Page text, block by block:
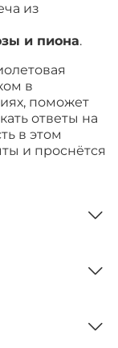
из
и пиона.
в
поможет
ответы на
в этом
и проснётся